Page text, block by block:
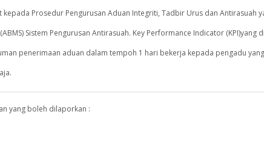
kepada Prosedur Pengurusan Aduan Integriti, Tadbir Urus dan Antirasuah
Sistem Pengurusan Antirasuah. Key Performance Indicator (KPI)yang
penerimaan aduan dalam tempoh 1 hari bekerja kepada pengadu yang
yang boleh dilaporkan :